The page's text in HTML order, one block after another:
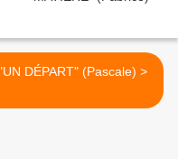
"UN DÉPART" (Pascale) >